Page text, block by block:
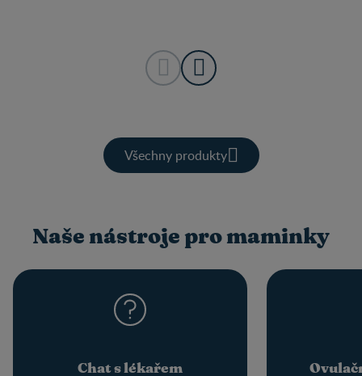
Všechny produkty
Naše nástroje pro maminky
Chat s lékařem